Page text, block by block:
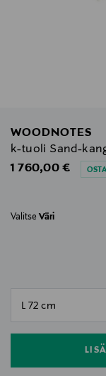
WOODNOTES
k-tuoli Sand-
Original Price
1 760,00 €
Valitse Väri